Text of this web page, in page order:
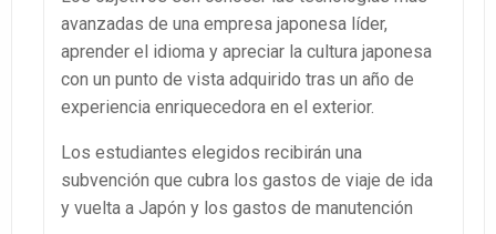
avanzadas de una empresa japonesa líder,
aprender el idioma y apreciar la cultura japonesa
con un punto de vista adquirido tras un año de
experiencia enriquecedora en el exterior.
Los estudiantes elegidos recibirán una
subvención que cubra los gastos de viaje de ida
y vuelta a Japón y los gastos de manutención